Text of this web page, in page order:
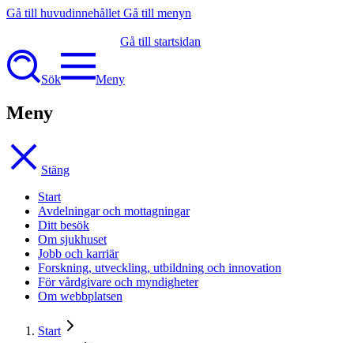
Gå till huvudinnehållet Gå till menyn
Gå till startsidan
Sök Meny
Meny
Stäng
Start
Avdelningar och mottagningar
Ditt besök
Om sjukhuset
Jobb och karriär
Forskning, utveckling, utbildning och innovation
För vårdgivare och myndigheter
Om webbplatsen
Start